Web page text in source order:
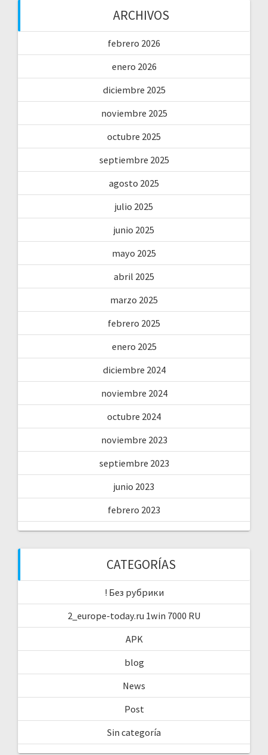
ARCHIVOS
febrero 2026
enero 2026
diciembre 2025
noviembre 2025
octubre 2025
septiembre 2025
agosto 2025
julio 2025
junio 2025
mayo 2025
abril 2025
marzo 2025
febrero 2025
enero 2025
diciembre 2024
noviembre 2024
octubre 2024
noviembre 2023
septiembre 2023
junio 2023
febrero 2023
CATEGORÍAS
! Без рубрики
2_europe-today.ru 1win 7000 RU
APK
blog
News
Post
Sin categoría